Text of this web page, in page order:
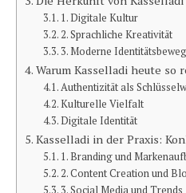
1. Digitale Kultur
2. Sprachliche Kreativität
3. Moderne
Warum Kasselladi heute so
Authentizität als
Kulturelle Vielfalt
Digitale Identität
Kasselladi in der Praxis:
1. Branding und
2. Content Creation und